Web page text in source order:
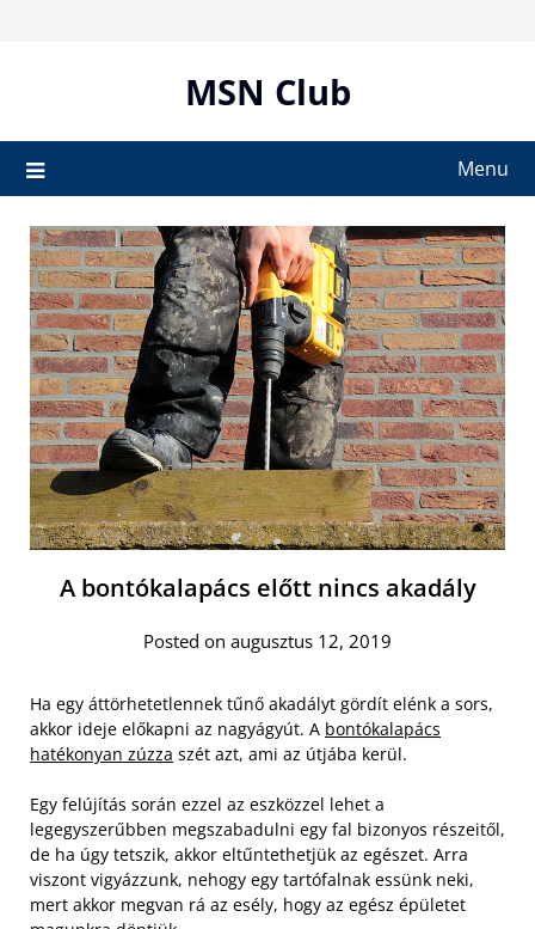
MSN Club
Menu
A bontókalapács előtt nincs akadály
Posted on augusztus 12, 2019
Ha egy áttörhetetlennek tűnő akadályt gördít elénk a sors,
akkor ideje előkapni az nagyágyút. A bontókalapács
hatékonyan zúzza szét azt, ami az útjába kerül.
Egy felújítás során ezzel az eszközzel lehet a
legegyszerűbben megszabadulni egy fal bizonyos részeitől,
de ha úgy tetszik, akkor eltűntethetjük az egészet. Arra
viszont vigyázzunk, nehogy egy tartófalnak essünk neki,
mert akkor megvan rá az esély, hogy az egész épületet